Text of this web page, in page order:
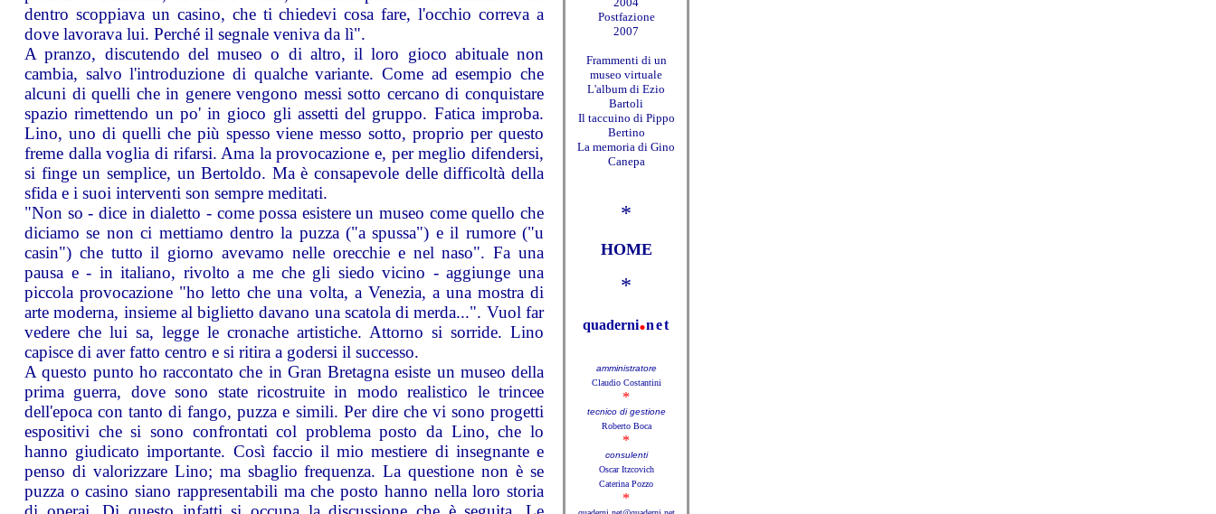
dentro scoppiava un casino, che ti chiedevi cosa fare, l'occhio correva a
dove lavorava lui. Perché il segnale veniva da lì".
A pranzo, discutendo del museo o di altro, il loro gioco abituale non
cambia, salvo l'introduzione di qualche variante. Come ad esempio che
alcuni di quelli che in genere vengono messi sotto cercano di conquistare
spazio rimettendo un po' in gioco gli assetti del gruppo. Fatica improba.
Lino, uno di quelli che più spesso viene messo sotto, proprio per questo
freme dalla voglia di rifarsi. Ama la provocazione e, per meglio difendersi,
si finge un semplice, un Bertoldo. Ma è consapevole delle difficoltà della
sfida e i suoi interventi son sempre meditati.
"Non so - dice in dialetto - come possa esistere un museo come quello che
diciamo se non ci mettiamo dentro la puzza ("a spussa") e il rumore ("u
casin") che tutto il giorno avevamo nelle orecchie e nel naso". Fa una
pausa e - in italiano, rivolto a me che gli siedo vicino - aggiunge una
piccola provocazione "ho letto che una volta, a Venezia, a una mostra di
arte moderna, insieme al biglietto davano una scatola di merda...". Vuol far
vedere che lui sa, legge le cronache artistiche. Attorno si sorride. Lino
capisce di aver fatto centro e si ritira a godersi il successo.
A questo punto ho raccontato che in Gran Bretagna esiste un museo della
prima guerra, dove sono state ricostruite in modo realistico le trincee
dell'epoca con tanto di fango, puzza e simili. Per dire che vi sono progetti
espositivi che si sono confrontati col problema posto da Lino, che lo
hanno giudicato importante. Così faccio il mio mestiere di insegnante e
penso di valorizzare Lino; ma sbaglio frequenza. La questione non è se
puzza o casino siano rappresentabili ma che posto hanno nella loro storia
Postfazione
2007
Frammenti di un
museo virtuale
L'album di Ezio
Bartoli
Il taccuino di Pippo
Bertino
La memoria di Gino
Canepa
*
HOME
*
quaderni.net
amministratore
Claudio Costantini
*
tecnico di gestione
Roberto Boca
*
consulenti
Oscar Itzcovich
Caterina Pozzo
*